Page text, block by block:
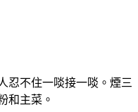
忍不住⼀啖接⼀啖。煙三
和主菜。